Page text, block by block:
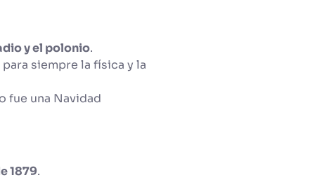
y el polonio.
siempre la física y la
fue una Navidad
1879.